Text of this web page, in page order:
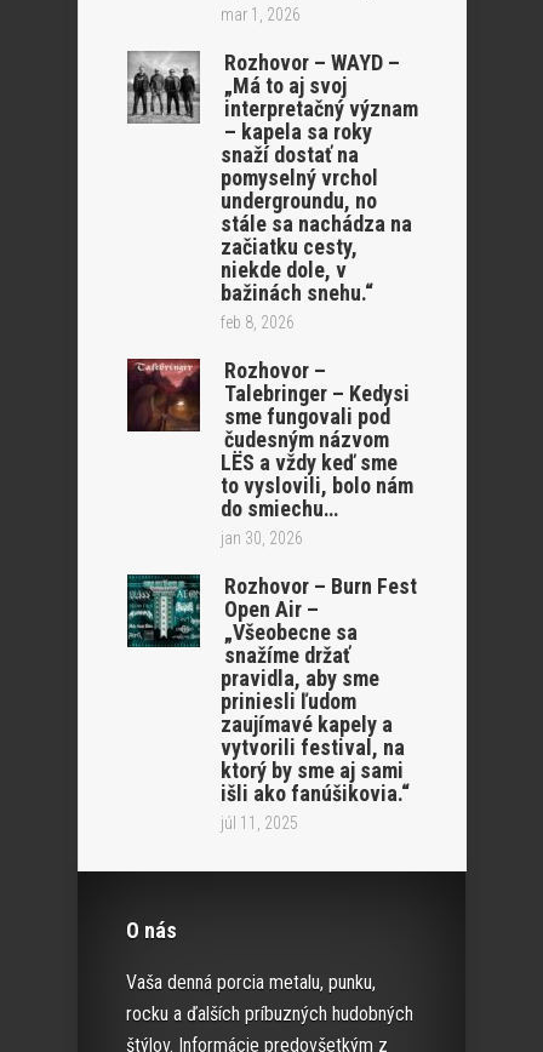
mar 1, 2026
Rozhovor – WAYD –
„Má to aj svoj
interpretačný význam
– kapela sa roky
snaží dostať na
pomyselný vrchol
undergroundu, no
stále sa nachádza na
začiatku cesty,
niekde dole, v
bažinách snehu.“
feb 8, 2026
Rozhovor –
Talebringer – Kedysi
sme fungovali pod
čudesným názvom
LËS a vždy keď sme
to vyslovili, bolo nám
do smiechu…
jan 30, 2026
Rozhovor – Burn Fest
Open Air –
„Všeobecne sa
snažíme držať
pravidla, aby sme
priniesli ľudom
zaujímavé kapely a
vytvorili festival, na
ktorý by sme aj sami
išli ako fanúšikovia.“
júl 11, 2025
O nás
Vaša denná porcia metalu, punku,
rocku a ďalších príbuzných hudobných
štýlov. Informácie predovšetkým z